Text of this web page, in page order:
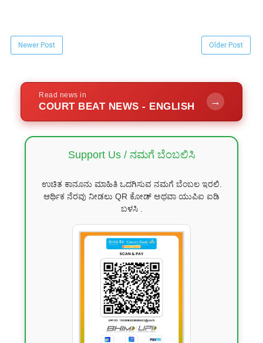
Newer Post Older Post
Read news in
COURT BEAT NEWS - ENGLISH →
Support Us / ನಮಗೆ ಬೆಂಬಲಿಸಿ
ಉಚಿತ ಕಾನೂನು ಮಾಹಿತಿ ಒದಗಿಸುವ ನಮಗೆ ಬೆಂಬಲ ಇರಲಿ.
ಆರ್ಥಿಕ ನೆರವು ನೀಡಲು QR ಕೋಡ್ ಅಥವಾ ಯುಪಿಐ ಐಡಿ
ಬಳಸಿ .